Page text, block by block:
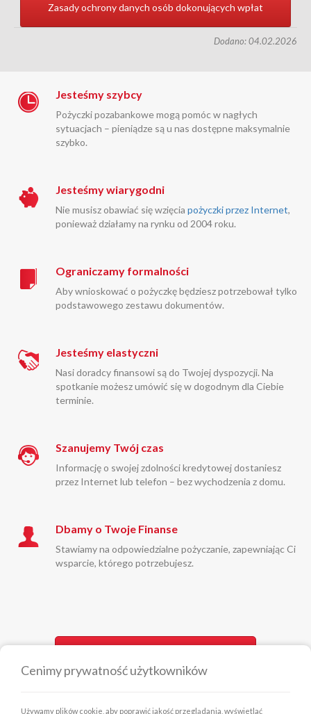
Zasady ochrony danych osób dokonujących wpłat
Dodano: 04.02.2026
Cenimy prywatność użytkowników
Używamy plików cookie, aby poprawić jakość przeglądania, wyświetlać
Jesteśmy szybcy
Pożyczki pozabankowe mogą pomóc w nagłych
sytuacjach – pieniądze są u nas dostępne maksymalnie
szybko.
Jesteśmy wiarygodni
Nie musisz obawiać się wzięcia pożyczki przez Internet,
ponieważ działamy na rynku od 2004 roku.
Ograniczamy formalności
Aby wnioskować o pożyczkę będziesz potrzebował tylko
podstawowego zestawu dokumentów.
Jesteśmy elastyczni
Nasi doradcy finansowi są do Twojej dyspozycji. Na
spotkanie możesz umówić się w dogodnym dla Ciebie
terminie.
Szanujemy Twój czas
Informację o swojej zdolności kredytowej dostaniesz
przez Internet lub telefon – bez wychodzenia z domu.
Dbamy o Twoje Finanse
Stawiamy na odpowiedzialne pożyczanie, zapewniając Ci
wsparcie, którego potrzebujesz.